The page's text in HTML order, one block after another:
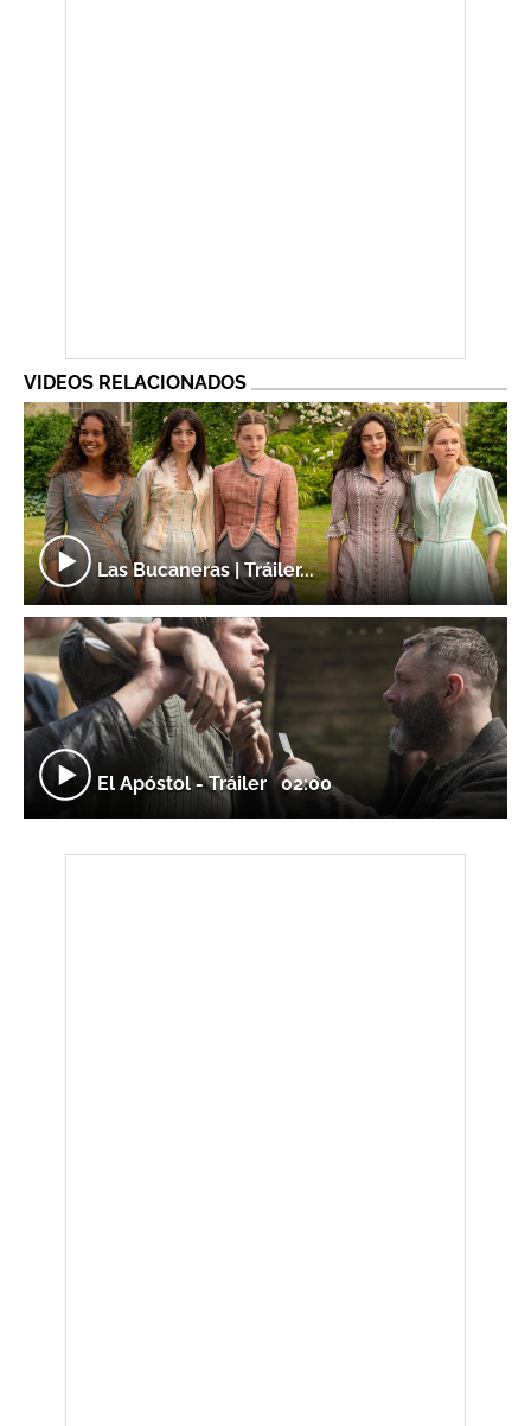
VIDEOS RELACIONADOS
Las Bucaneras | Tráiler...
El Apóstol - Tráiler02:00